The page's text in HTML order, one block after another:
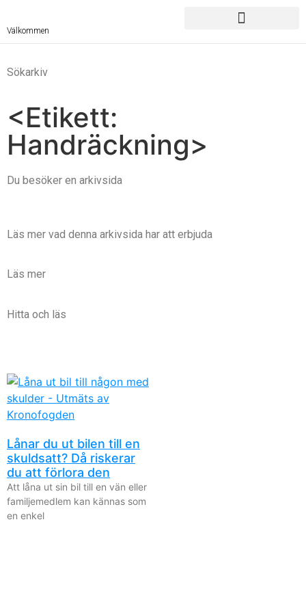
Välkommen
Sökarkiv
<Etikett:
Handräckning>
Du besöker en arkivsida
Läs mer vad denna arkivsida har att erbjuda
Läs mer
Hitta och läs
Lånar du ut bilen till en
skuldsatt? Då riskerar
du att förlora den
Att låna ut sin bil till en vän eller
familjemedlem kan kännas som
en enkel